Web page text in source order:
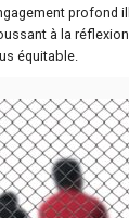
profond
à la
équitable.